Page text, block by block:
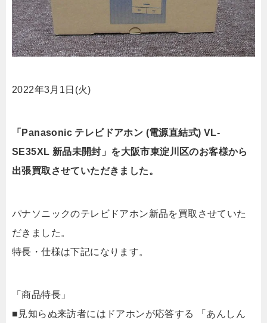
2022年3月1日(火)
「Panasonic テレビドアホン (電源直結式) VL-
SE35XL 新品未開封」を大阪市東淀川区のお客様から
出張買取させていただきました。
パナソニックのテレビドアホン新品を買取させていた
だきました。
特長・仕様は下記になります。
「商品特長」
■見知らぬ来訪者にはドアホンが応答する 「あんしん